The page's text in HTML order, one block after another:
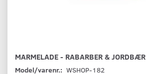
MARMELADE - RABARBER & JORDBÆR
Model/varenr.: WSHOP-182